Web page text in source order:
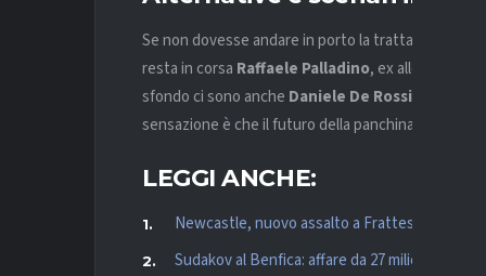
Se non dovesse andare in porto la trattativa con
resta in corsa Raffaele Palladino, ex allenatore
sfondo ci sono anche Daniele De Rossi
sensazione è che il futuro della panchina
LEGGI ANCHE:
Newcastle, nuovo assalto a Frattesi: l’Inter
Sudakov al Benfica: affare da 27 milioni più